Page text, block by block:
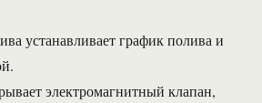
устанавливает график полива и
электромагнитный клапан,